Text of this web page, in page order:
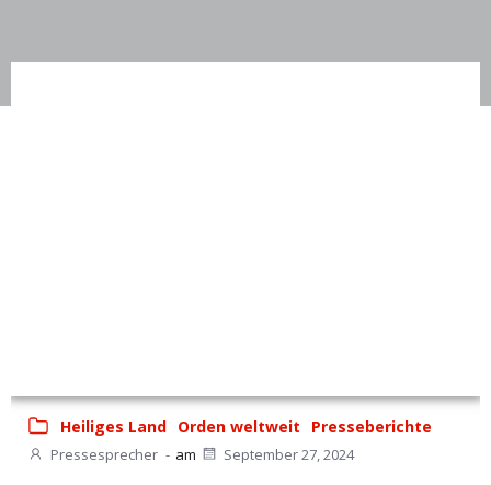
Heiliges Land Orden weltweit Presseberichte
Pressesprecher - am September 27, 2024